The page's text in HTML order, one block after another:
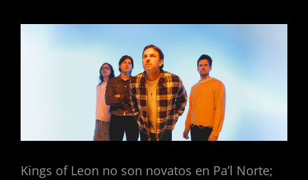
Kings of Leon no son novatos en Pa’l Norte;